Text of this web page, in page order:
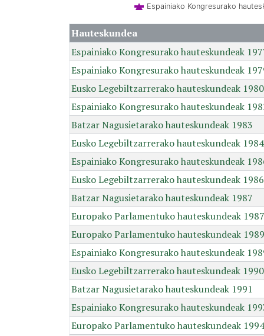
Espainiako Kongresurako
Hauteskundea
Espainiako Kongresurako hauteskundeak
Espainiako Kongresurako hauteskundeak
Eusko Legebiltzarrerako hauteskundeak 1980
Espainiako Kongresurako hauteskundeak
Batzar Nagusietarako hauteskundeak 1983
Eusko Legebiltzarrerako hauteskundeak 1984
Espainiako Kongresurako hauteskundeak
Eusko Legebiltzarrerako hauteskundeak 1986
Batzar Nagusietarako hauteskundeak 1987
Europako Parlamentuko hauteskundeak 1987
Europako Parlamentuko hauteskundeak 1989
Espainiako Kongresurako hauteskundeak
Eusko Legebiltzarrerako hauteskundeak 1990
Batzar Nagusietarako hauteskundeak 1991
Espainiako Kongresurako hauteskundeak
Europako Parlamentuko hauteskundeak 1994